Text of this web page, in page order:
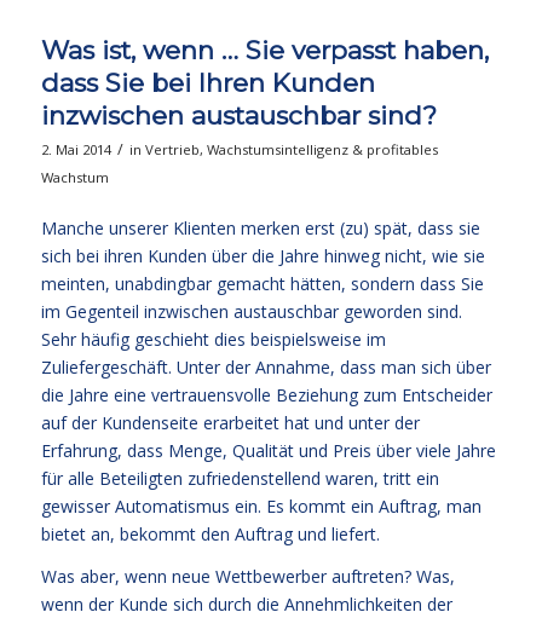
Was ist, wenn … Sie verpasst haben,
dass Sie bei Ihren Kunden
inzwischen austauschbar sind?
2. Mai 2014 / in Vertrieb, Wachstumsintelligenz & profitables
Wachstum
Manche unserer Klienten merken erst (zu) spät, dass sie
sich bei ihren Kunden über die Jahre hinweg nicht, wie sie
meinten, unabdingbar gemacht hätten, sondern dass Sie
im Gegenteil inzwischen austauschbar geworden sind.
Sehr häufig geschieht dies beispielsweise im
Zuliefergeschäft. Unter der Annahme, dass man sich über
die Jahre eine vertrauensvolle Beziehung zum Entscheider
auf der Kundenseite erarbeitet hat und unter der
Erfahrung, dass Menge, Qualität und Preis über viele Jahre
für alle Beteiligten zufriedenstellend waren, tritt ein
gewisser Automatismus ein. Es kommt ein Auftrag, man
bietet an, bekommt den Auftrag und liefert.
Was aber, wenn neue Wettbewerber auftreten? Was,
wenn der Kunde sich durch die Annehmlichkeiten der